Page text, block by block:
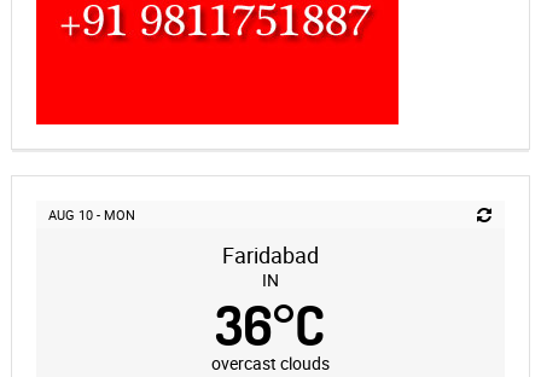
AUG 10 - MON
Faridabad
IN
36°C
overcast clouds